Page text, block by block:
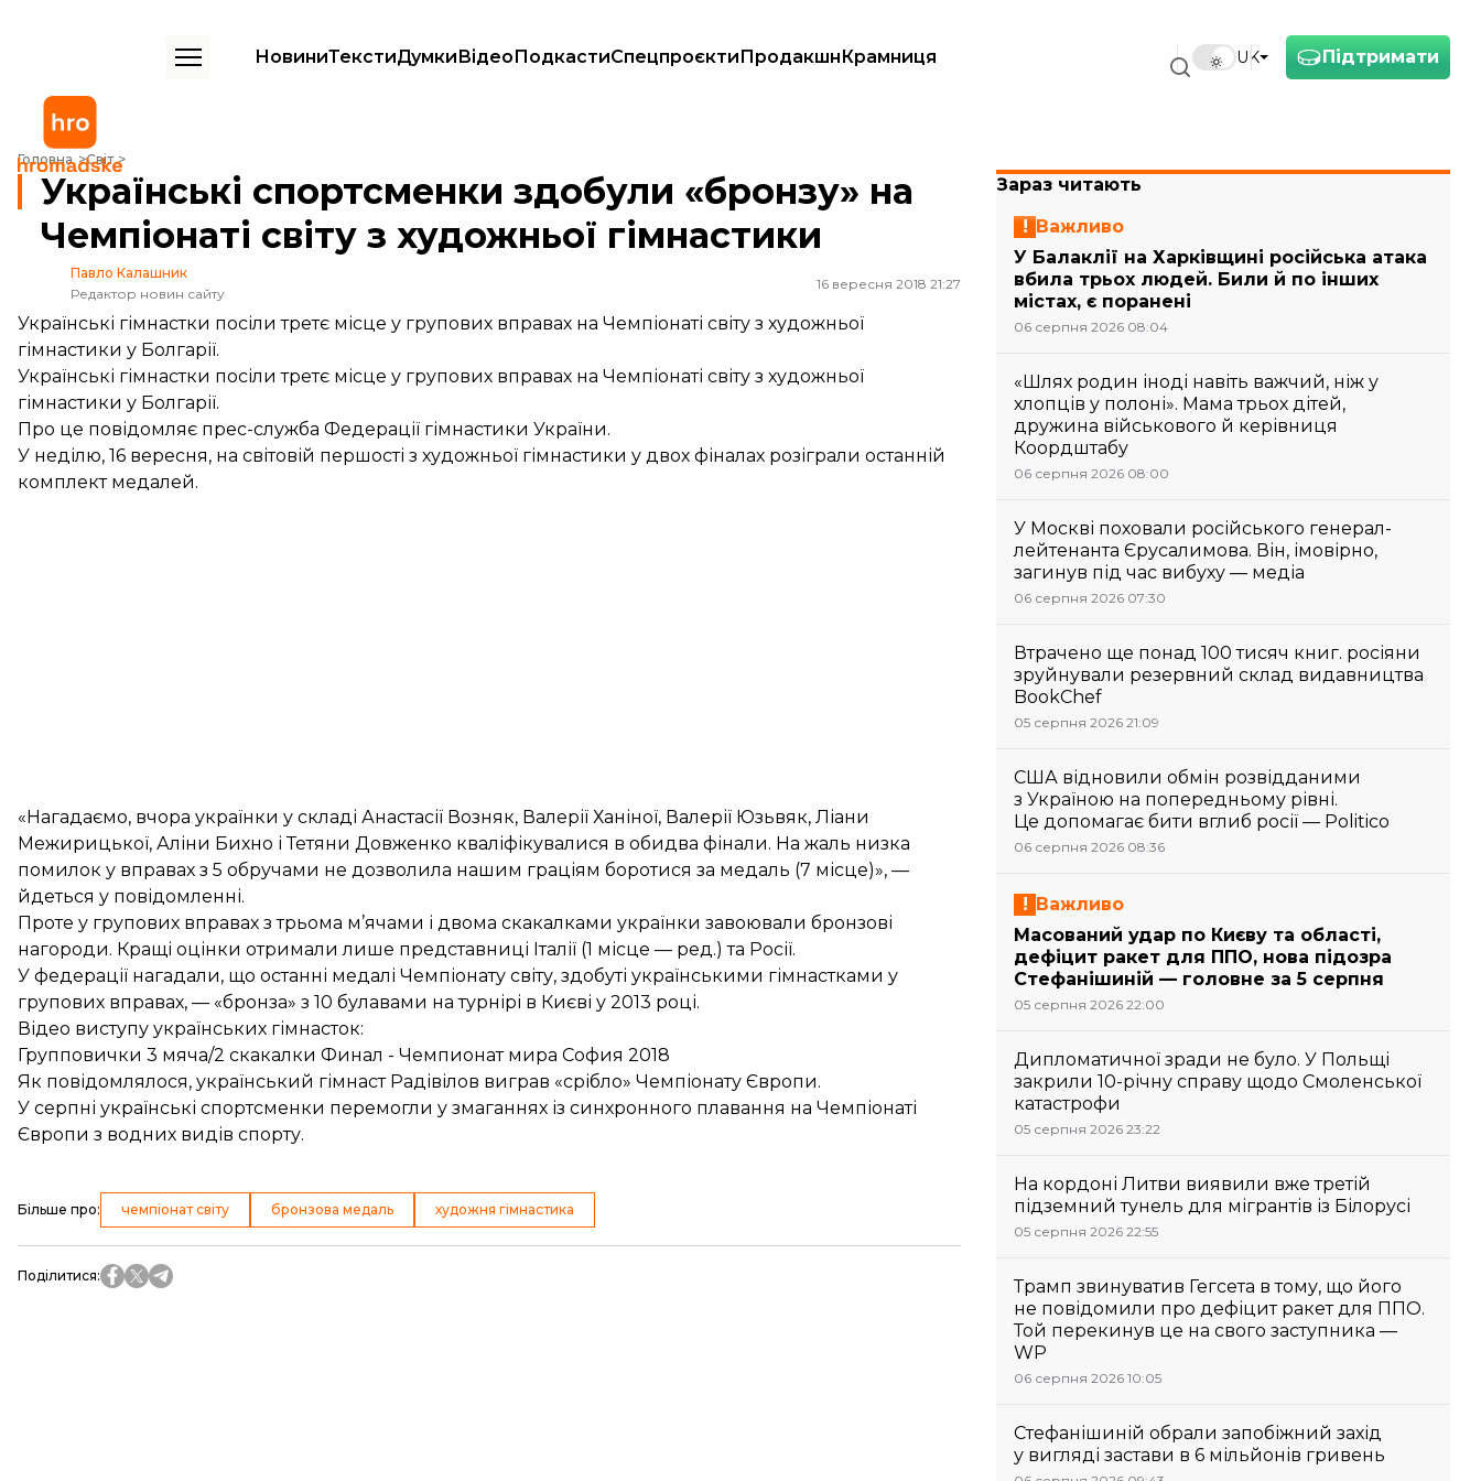
Підтримати
UK
НовиниТекстиДумкиВідеоПодкастиСпецпроєктиПродакшнКрамниця
Головна Світ
Українські спортсменки здобули «бронзу» на Чемпіонаті світу з художньої гімнастики
Українські спортсменки здобули «бронзу» на
Чемпіонаті світу з художньої гімнастики
Павло Калашник
Редактор новин сайту
16 вересня 2018 21:27
Українські гімнастки посіли третє місце у групових вправах на Чемпіонаті світу з художньої
гімнастики у Болгарії.
Українські гімнастки посіли третє місце у групових вправах на Чемпіонаті світу з художньої
гімнастики у Болгарії.
Про це повідомляє прес-служба Федерації гімнастики України.
У неділю, 16 вересня, на світовій першості з художньої гімнастики у двох фіналах розіграли останній
комплект медалей.
«Нагадаємо, вчора українки у складі Анастасії Возняк, Валерії Ханіної, Валерії Юзьвяк, Ліани
Межирицької, Аліни Бихно і Тетяни Довженко кваліфікувалися в обидва фінали. На жаль низка
помилок у вправах з 5 обручами не дозволила нашим граціям боротися за медаль (7 місце)», —
йдеться у повідомленні.
Проте у групових вправах з трьома м’ячами і двома скакалками українки завоювали бронзові
нагороди. Кращі оцінки отримали лише представниці Італії (1 місце — ред.) та Росії.
У федерації нагадали, що останні медалі Чемпіонату світу, здобуті українськими гімнастками у
групових вправах, — «бронза» з 10 булавами на турнірі в Києві у 2013 році.
Відео виступу українських гімнасток:
Групповички 3 мяча/2 скакалки Финал - Чемпионат мира София 2018
Як повідомлялося, український гімнаст Радівілов виграв «срібло» Чемпіонату Європи.
У серпні українські спортсменки перемогли у змаганнях із синхронного плавання на Чемпіонаті
Європи з водних видів спорту.
Більше про: чемпіонат світу бронзова медаль художня гімнастика
Поділитися:
Зараз читають
Важливо
У Балаклії на Харківщині російська атака
вбила трьох людей. Били й по інших
містах, є поранені
06 серпня 2026 08:04
«Шлях родин іноді навіть важчий, ніж у
хлопців у полоні». Мама трьох дітей,
дружина військового й керівниця
Коордштабу
06 серпня 2026 08:00
У Москві поховали російського генерал-
лейтенанта Єрусалимова. Він, імовірно,
загинув під час вибуху — медіа
06 серпня 2026 07:30
Втрачено ще понад 100 тисяч книг. росіяни
зруйнували резервний склад видавництва
BookChef
05 серпня 2026 21:09
США відновили обмін розвідданими
з Україною на попередньому рівні.
Це допомагає бити вглиб росії — Politico
06 серпня 2026 08:36
Важливо
Масований удар по Києву та області,
дефіцит ракет для ППО, нова підозра
Стефанішиній — головне за 5 серпня
05 серпня 2026 22:00
Дипломатичної зради не було. У Польщі
закрили 10-річну справу щодо Смоленської
катастрофи
05 серпня 2026 23:22
На кордоні Литви виявили вже третій
підземний тунель для мігрантів із Білорусі
05 серпня 2026 22:55
Трамп звинуватив Гегсета в тому, що його
не повідомили про дефіцит ракет для ППО.
Той перекинув це на свого заступника —
WP
06 серпня 2026 10:05
Стефанішиній обрали запобіжний захід
у вигляді застави в 6 мільйонів гривень